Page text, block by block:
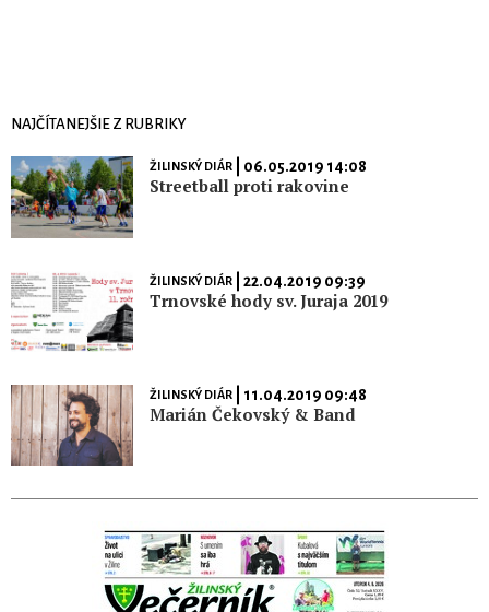
NAJČÍTANEJŠIE Z RUBRIKY
ŽILINSKÝ DIÁR| 06.05.2019 14:08
Streetball proti rakovine
ŽILINSKÝ DIÁR| 22.04.2019 09:39
Trnovské hody sv. Juraja 2019
ŽILINSKÝ DIÁR| 11.04.2019 09:48
Marián Čekovský & Band